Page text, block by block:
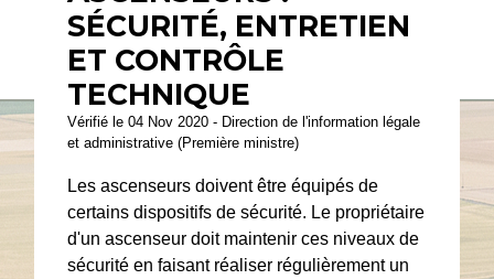
SÉCURITÉ, ENTRETIEN
ET CONTRÔLE
TECHNIQUE
Vérifié le 04 Nov 2020 - Direction de l'information légale
et administrative (Première ministre)
Les ascenseurs doivent être équipés de
certains dispositifs de sécurité. Le propriétaire
d'un ascenseur doit maintenir ces niveaux de
sécurité en faisant réaliser régulièrement un